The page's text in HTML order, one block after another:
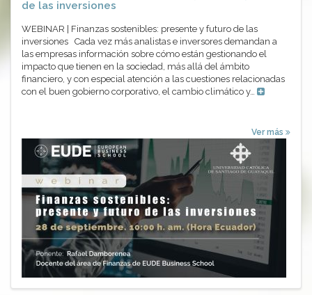
de las inversiones
WEBINAR | Finanzas sostenibles: presente y futuro de las
inversiones Cada vez más analistas e inversores demandan a
las empresas información sobre cómo están gestionando el
impacto que tienen en la sociedad, más allá del ámbito
financiero, y con especial atención a las cuestiones relacionadas
con el buen gobierno corporativo, el cambio climático y…
Ver más